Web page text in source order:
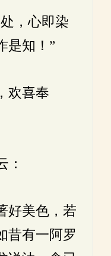
，心即染
是知！”
欢喜奉
：
好美色，若
昔有一阿罗